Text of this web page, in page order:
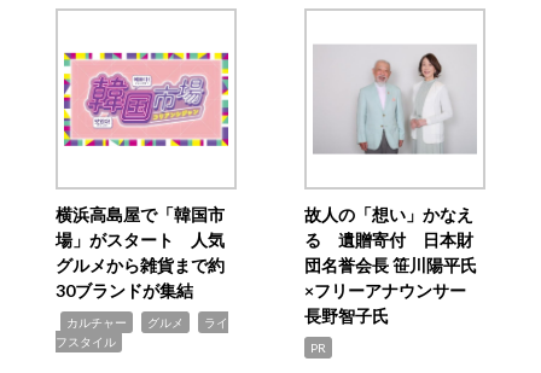
横浜高島屋で「韓国市
場」がスタート 人気
グルメから雑貨まで約
30ブランドが集結
カルチャー グルメ
ライ
フスタイル
故人の「想い」かなえ
る 遺贈寄付 日本財
団名誉会長 笹川陽平氏
×フリーアナウンサー
長野智子氏
PR